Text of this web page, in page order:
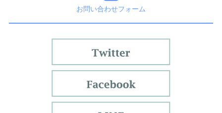
お問い合わせフォーム